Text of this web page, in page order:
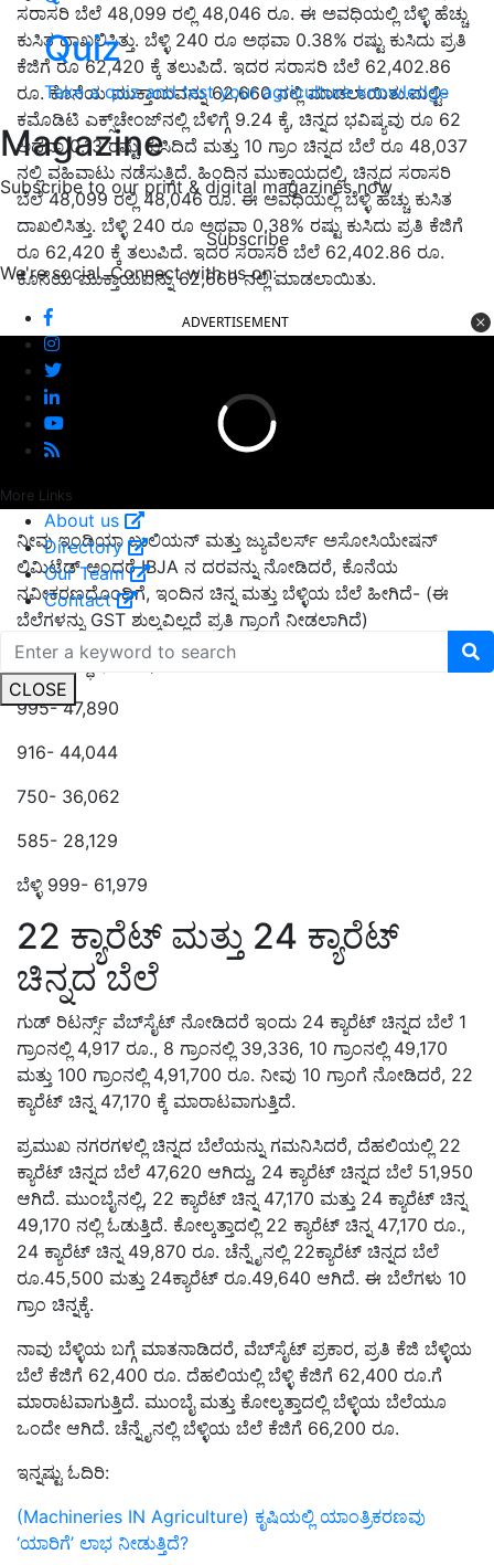
Quiz
Take a quiz and test your agriculture knowledge
Magazine
Subscribe to our print & digital magazines now
Subscribe
We're social. Connect with us on:
More Links
About us
Directory
Our Team
Contact
CLOSE
ಸರಾಸರಿ ಬೆಲೆ 48,099 ರಲ್ಲಿ 48,046 ರೂ. ಈ ಅವಧಿಯಲ್ಲಿ ಬೆಳ್ಳಿ ಹೆಚ್ಚು
ಕುಸಿತ ದಾಖಲಿಸಿತ್ತು. ಬೆಳ್ಳಿ 240 ರೂ ಅಥವಾ 0.38% ರಷ್ಟು ಕುಸಿದು ಪ್ರತಿ
ಕೆಜಿಗೆ ರೂ 62,420 ಕ್ಕೆ ತಲುಪಿದೆ. ಇದರ ಸರಾಸರಿ ಬೆಲೆ 62,402.86
ರೂ. ಕೊನೆಯ ಮುಕ್ತಾಯವನ್ನು 62,660 ನಲ್ಲಿ ಮಾಡಲಾಯಿತು.ಮಲ್ಟಿ-
ಕಮೊಡಿಟಿ ಎಕ್ಸ್‌ಚೇಂಜ್‌ನಲ್ಲಿ ಬೆಳಿಗ್ಗೆ 9.24 ಕ್ಕೆ, ಚಿನ್ನದ ಭವಿಷ್ಯವು ರೂ 62
ಅಥವಾ 0.13 ರಷ್ಟು ಕುಸಿದಿದೆ ಮತ್ತು 10 ಗ್ರಾಂ ಚಿನ್ನದ ಬೆಲೆ ರೂ 48,037
ನಲ್ಲಿ ವಹಿವಾಟು ನಡೆಸುತ್ತಿದೆ. ಹಿಂದಿನ ಮುಕ್ತಾಯದಲ್ಲಿ, ಚಿನ್ನದ ಸರಾಸರಿ
ಬೆಲೆ 48,099 ರಲ್ಲಿ 48,046 ರೂ. ಈ ಅವಧಿಯಲ್ಲಿ ಬೆಳ್ಳಿ ಹೆಚ್ಚು ಕುಸಿತ
ದಾಖಲಿಸಿತ್ತು. ಬೆಳ್ಳಿ 240 ರೂ ಅಥವಾ 0.38% ರಷ್ಟು ಕುಸಿದು ಪ್ರತಿ ಕೆಜಿಗೆ
ರೂ 62,420 ಕ್ಕೆ ತಲುಪಿದೆ. ಇದರ ಸರಾಸರಿ ಬೆಲೆ 62,402.86 ರೂ.
ಕೊನೆಯ ಮುಕ್ತಾಯವನ್ನು 62,660 ನಲ್ಲಿ ಮಾಡಲಾಯಿತು.
ADVERTISEMENT
ನೀವು ಇಂಡಿಯಾ ಬುಲಿಯನ್ ಮತ್ತು ಜ್ಯುವೆಲರ್ಸ್ ಅಸೋಸಿಯೇಷನ್ ​​
ಲಿಮಿಟೆಡ್ ಅಂದರೆ IBJA ನ ದರವನ್ನು ನೋಡಿದರೆ, ಕೊನೆಯ
ನವೀಕರಣದೊಂದಿಗೆ, ಇಂದಿನ ಚಿನ್ನ ಮತ್ತು ಬೆಳ್ಳಿಯ ಬೆಲೆ ಹೀಗಿದೆ- (ಈ
ಬೆಲೆಗಳನ್ನು GST ಶುಲ್ಕವಿಲ್ಲದೆ ಪ್ರತಿ ಗ್ರಾಂಗೆ ನೀಡಲಾಗಿದೆ)
999 (ಶುದ್ಧತೆ) - 48,083
995- 47,890
916- 44,044
750- 36,062
585- 28,129
ಬೆಳ್ಳಿ 999- 61,979
22 ಕ್ಯಾರೆಟ್ ಮತ್ತು 24 ಕ್ಯಾರೆಟ್
ಚಿನ್ನದ ಬೆಲೆ
ಗುಡ್ ರಿಟರ್ನ್ಸ್ ವೆಬ್‌ಸೈಟ್ ನೋಡಿದರೆ ಇಂದು 24 ಕ್ಯಾರೆಟ್ ಚಿನ್ನದ ಬೆಲೆ 1
ಗ್ರಾಂನಲ್ಲಿ 4,917 ರೂ., 8 ಗ್ರಾಂನಲ್ಲಿ 39,336, 10 ಗ್ರಾಂನಲ್ಲಿ 49,170
ಮತ್ತು 100 ಗ್ರಾಂನಲ್ಲಿ 4,91,700 ರೂ. ನೀವು 10 ಗ್ರಾಂಗೆ ನೋಡಿದರೆ, 22
ಕ್ಯಾರೆಟ್ ಚಿನ್ನ 47,170 ಕ್ಕೆ ಮಾರಾಟವಾಗುತ್ತಿದೆ.
ಪ್ರಮುಖ ನಗರಗಳಲ್ಲಿ ಚಿನ್ನದ ಬೆಲೆಯನ್ನು ಗಮನಿಸಿದರೆ, ದೆಹಲಿಯಲ್ಲಿ 22
ಕ್ಯಾರೆಟ್ ಚಿನ್ನದ ಬೆಲೆ 47,620 ಆಗಿದ್ದು, 24 ಕ್ಯಾರೆಟ್ ಚಿನ್ನದ ಬೆಲೆ 51,950
ಆಗಿದೆ. ಮುಂಬೈನಲ್ಲಿ, 22 ಕ್ಯಾರೆಟ್ ಚಿನ್ನ 47,170 ಮತ್ತು 24 ಕ್ಯಾರೆಟ್ ಚಿನ್ನ
49,170 ನಲ್ಲಿ ಓಡುತ್ತಿದೆ. ಕೋಲ್ಕತ್ತಾದಲ್ಲಿ 22 ಕ್ಯಾರೆಟ್ ಚಿನ್ನ 47,170 ರೂ.,
24 ಕ್ಯಾರೆಟ್ ಚಿನ್ನ 49,870 ರೂ. ಚೆನ್ನೈನಲ್ಲಿ 22ಕ್ಯಾರೆಟ್ ಚಿನ್ನದ ಬೆಲೆ
ರೂ.45,500 ಮತ್ತು 24ಕ್ಯಾರೆಟ್ ರೂ.49,640 ಆಗಿದೆ. ಈ ಬೆಲೆಗಳು 10
ಗ್ರಾಂ ಚಿನ್ನಕ್ಕೆ.
ನಾವು ಬೆಳ್ಳಿಯ ಬಗ್ಗೆ ಮಾತನಾಡಿದರೆ, ವೆಬ್‌ಸೈಟ್ ಪ್ರಕಾರ, ಪ್ರತಿ ಕೆಜಿ ಬೆಳ್ಳಿಯ
ಬೆಲೆ ಕೆಜಿಗೆ 62,400 ರೂ. ದೆಹಲಿಯಲ್ಲಿ ಬೆಳ್ಳಿ ಕೆಜಿಗೆ 62,400 ರೂ.ಗೆ
ಮಾರಾಟವಾಗುತ್ತಿದೆ. ಮುಂಬೈ ಮತ್ತು ಕೋಲ್ಕತ್ತಾದಲ್ಲಿ ಬೆಳ್ಳಿಯ ಬೆಲೆಯೂ
ಒಂದೇ ಆಗಿದೆ. ಚೆನ್ನೈನಲ್ಲಿ ಬೆಳ್ಳಿಯ ಬೆಲೆ ಕೆಜಿಗೆ 66,200 ರೂ.
ಇನ್ನಷ್ಟು ಓದಿರಿ:
(Machineries IN Agriculture) ಕೃಷಿಯಲ್ಲಿ ಯಾಂತ್ರಿಕರಣವು
‘ಯಾರಿಗೆ’ ಲಾಭ ನೀಡುತ್ತಿದೆ?